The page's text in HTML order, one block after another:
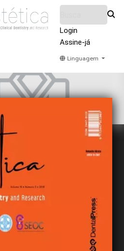
Login
Assine-já
Linguagem
Sobre Nós